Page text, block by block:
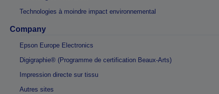
Technologies à moindre impact environnemental
Company
Epson Europe Electronics
Digigraphie® (Programme de certification Beaux-Arts)
Impression directe sur tissu
Autres sites